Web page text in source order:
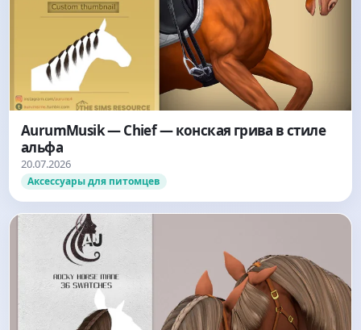
AurumMusik — Chief — конская грива в стиле
альфа
20.07.2026
Аксессуары для питомцев